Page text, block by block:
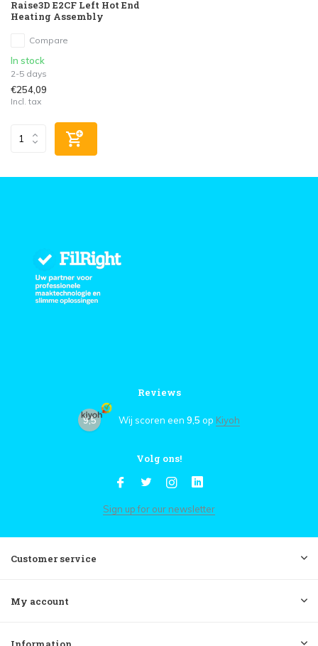
Raise3D E2CF Left Hot End
Heating Assembly
Compare
In stock
2-5 days
€254,09
Incl. tax
Reviews
9,5 Wij scoren een 9,5 op Kiyoh
Volg ons!
Sign up for our newsletter
Customer service
My account